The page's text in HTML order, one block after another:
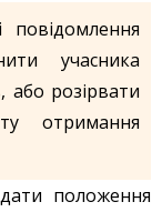
учасника
або розірвати
отримання
положення